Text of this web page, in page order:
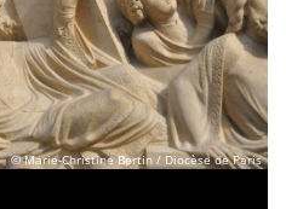
© Marie-Christine Bertin / Diocèse de Paris